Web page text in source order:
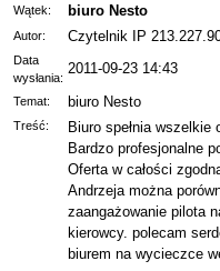
Wątek: biuro Nesto
Autor: Czytelnik IP
Data
wysłania:
2011-09-23 14:43
Temat: biuro Nesto
Treść:
Biuro spełnia
Bardzo profesjonalne
Oferta w całości
Andrzeja można
zaangażowanie pilota
kierowcy. polecam
biurem na wycieczce